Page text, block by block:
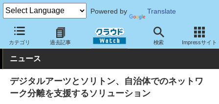
Powered by Translate
カテゴリ 過去記事 検索 Impressサイト
クラウド Watch セキュリティ セキュリティソフト
ニュース
デジタルアーツとソリトン、自治体でのネットワ
ーク分離を支援するソリューション